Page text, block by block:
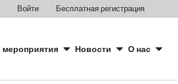
Войти Бесплатная регистрация
мероприятия Новости О нас